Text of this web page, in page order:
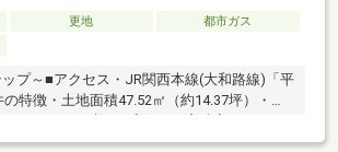
更地
都市ガス
プ～■アクセス・JR関西本線(大和路線)「平
特徴・土地面積47.52㎡（約14.37坪）・準
います。・建ぺい率80%、容積率200％・お
で建築可能です■ライフインフォメーショ